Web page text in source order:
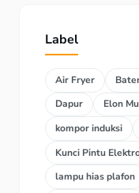
Label
Air Fryer
Dapur
Elon
kompor induksi
Kunci Pintu
lampu hias plafon